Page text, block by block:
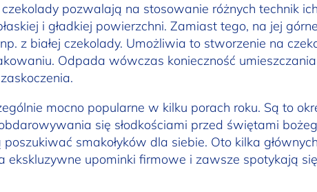
pozwalają na stosowanie różnych technik
i gładkiej powierzchni. Zamiast tego, na jej
z białej czekolady. Umożliwia to stworzenie na
Odpada wówczas konieczność
mocno popularne w kilku porach roku. Są to
się słodkościami przed świętami
smakołyków dla siebie. Oto kilka
ekskluzywne upominki firmowe i zawsze spotykają